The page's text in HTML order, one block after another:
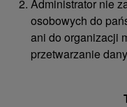
Administrator nie
osobowych do
ani do organizacji
przetwarzanie